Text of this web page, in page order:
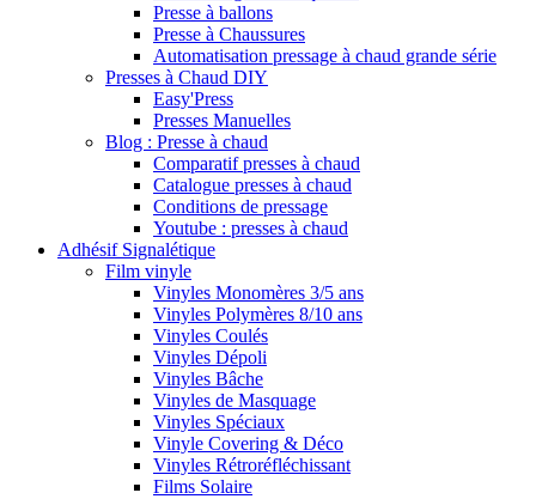
Presse à ballons
Presse à Chaussures
Automatisation pressage à chaud grande série
Presses à Chaud DIY
Easy'Press
Presses Manuelles
Blog : Presse à chaud
Comparatif presses à chaud
Catalogue presses à chaud
Conditions de pressage
Youtube : presses à chaud
Adhésif Signalétique
Film vinyle
Vinyles Monomères 3/5 ans
Vinyles Polymères 8/10 ans
Vinyles Coulés
Vinyles Dépoli
Vinyles Bâche
Vinyles de Masquage
Vinyles Spéciaux
Vinyle Covering & Déco
Vinyles Rétroréfléchissant
Films Solaire